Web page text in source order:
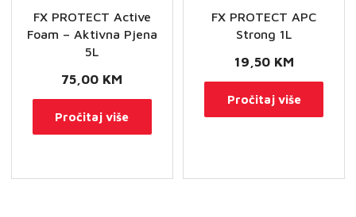
FX PROTECT Active
Foam – Aktivna Pjena
5L
75,00 KM
Pročitaj više
FX PROTECT APC
Strong 1L
19,50 KM
Pročitaj više